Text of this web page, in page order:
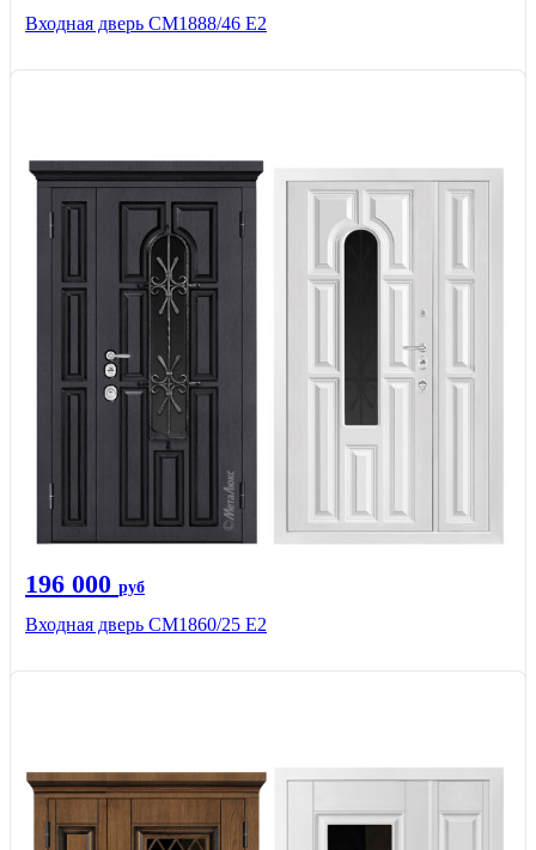
Входная дверь СМ1888/46 Е2
196 000 руб
Входная дверь СМ1860/25 Е2